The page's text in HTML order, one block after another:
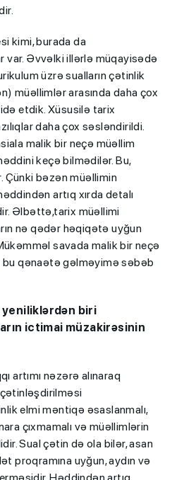
kimi, burada da
var. Əvvəlki illərlə müqayisədə
üzrə sualların çətinlik
müəllimlər arasında daha çox
etdik. Xüsusilə tarix
daha çox səsləndirildi.
malik bir neçə müəllim
keçə bilmədilər. Bu,
bəzən müəllimin
artıq xırda detalı
Əlbəttə,tarix müəllimi
nə qədər həqiqətə uyğun
savada malik bir neçə
qənaətə gəlməyimə səbəb
yeniliklərdən biri
ictimai müzakirəsinin
artımı nəzərə alınaraq
elmi məntiqə əsaslanmalı,
çıxmamalı və müəllimlərin
Sual çətin də ola bilər, asan
proqramına uyğun, aydın və